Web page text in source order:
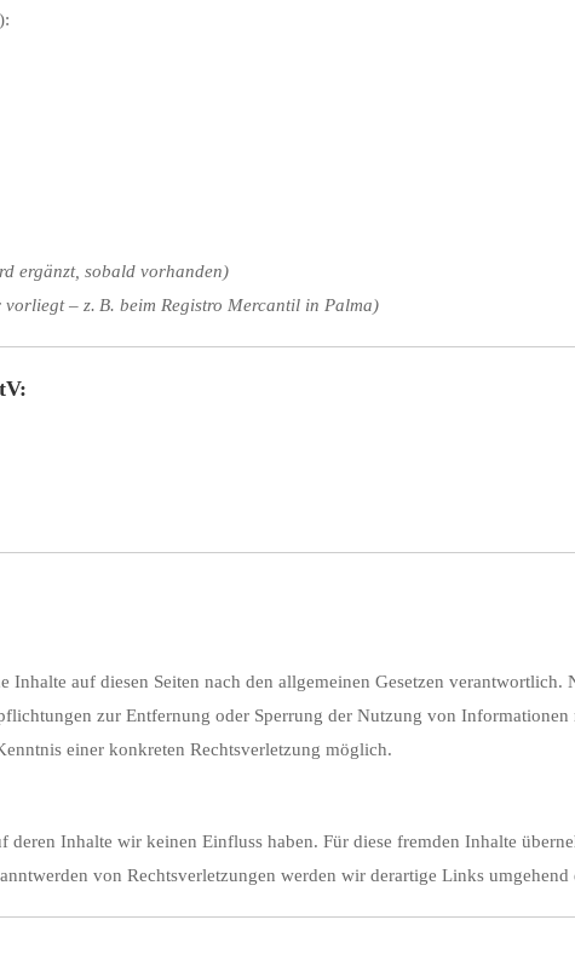
ergänzt, sobald vorhanden)
vorliegt – z. B. beim Registro Mercantil in Palma)
Inhalte auf diesen Seiten nach den allgemeinen Gesetzen verantwortlich.
zur Entfernung oder Sperrung der Nutzung von Informationen
einer konkreten Rechtsverletzung möglich.
deren Inhalte wir keinen Einfluss haben. Für diese fremden Inhalte
von Rechtsverletzungen werden wir derartige Links umgehend